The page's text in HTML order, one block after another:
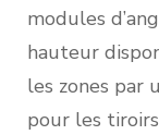
modules
hauteur
les zones par
pour les